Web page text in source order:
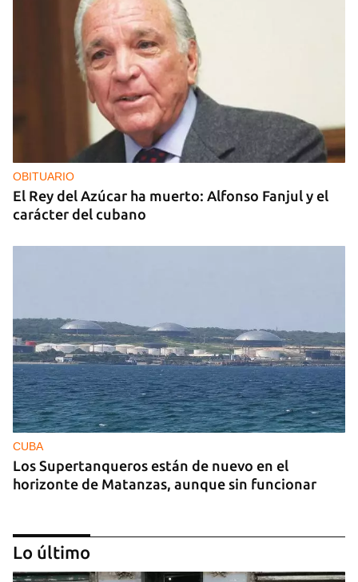
OBITUARIO
El Rey del Azúcar ha muerto: Alfonso Fanjul y el
carácter del cubano
CUBA
Los Supertanqueros están de nuevo en el
horizonte de Matanzas, aunque sin funcionar
Lo último